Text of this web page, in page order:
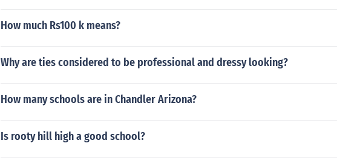
How much Rs100 k means?
Why are ties considered to be professional and dressy looking?
How many schools are in Chandler Arizona?
Is rooty hill high a good school?